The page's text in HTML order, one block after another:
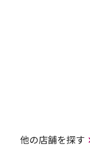
他の店舗を探す